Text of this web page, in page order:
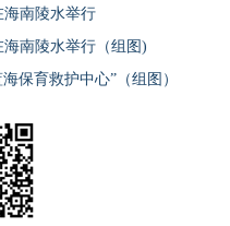
海南陵水举行
南陵水举行（组图)
保育救护中心”（组图）